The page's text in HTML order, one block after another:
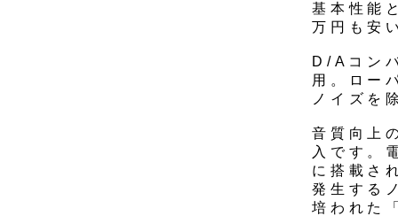
基本性能
万円も安
D/Aコン
用。ロー
ノイズを
音質向上
入です。
に搭載さ
発生する
培われた